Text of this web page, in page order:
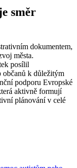
směr
dokumentem,
města.
posílil
občanů k důležitým
podporu Evropské
aktivně formují
plánování v celé